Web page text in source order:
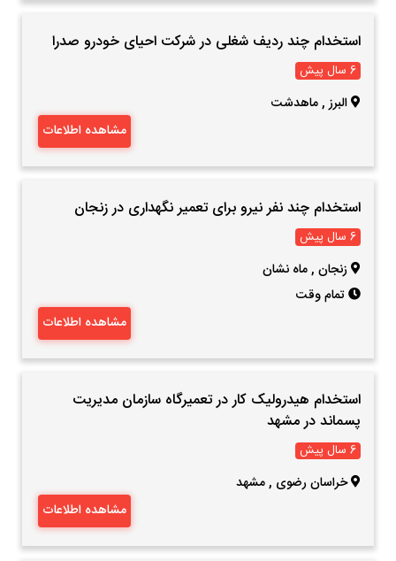
استخدام چند ردیف شغلی در شرکت احیای خودرو صدرا
6 سال پیش
البرز ,ماهدشت
مشاهده اطلاعات
استخدام چند نفر نیرو برای تعمیر نگهداری در زنجان
6 سال پیش
زنجان ,ماه نشان
تمام وقت
مشاهده اطلاعات
استخدام هیدرولیک کار در تعمیرگاه سازمان مدیریت
پسماند در مشهد
6 سال پیش
خراسان رضوی ,مشهد
مشاهده اطلاعات